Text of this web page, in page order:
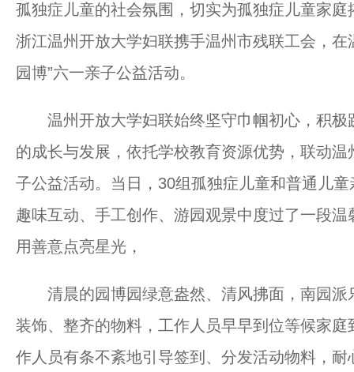
孤独症儿童的社会氛围，切实为孤独症儿童家
浙江温州开放大学妇联携手温州市残联工会，
园博”六一亲子公益活动。
温州开放大学妇联始终坚守巾帼初心，积极
的成长与发展，依托学校教育资源优势，联动
子公益活动。当日，30组孤独症儿童和普通儿
趣味互动、手工创作、游园观景中度过了一段
用善意点亮星光，
清晨的园博园绿意盎然、清风拂面，南园派
装饰、整齐的物料，工作人员早早到位等候家
作人员有条不紊地引导签到、分发活动物料，